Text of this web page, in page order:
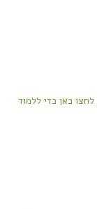
לחצו כאן כדי ללמוד